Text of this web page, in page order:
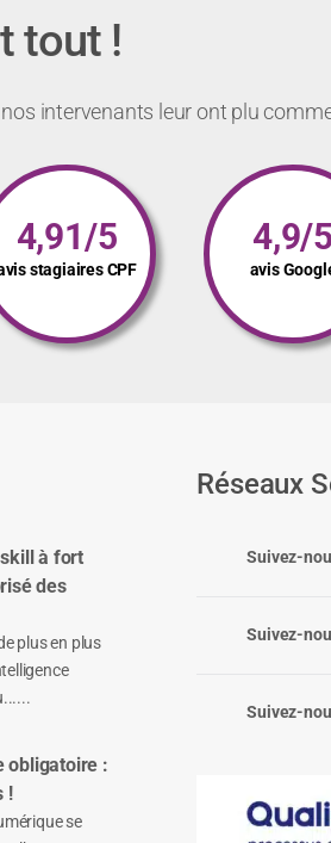
tout !
intervenants leur ont plu
4,91/5
stagiaires CPF
4,9/5
avis
à fort
des
plus en plus
obligatoire :
!
se
Réseaux
Suivez-
Suivez-
Suivez-